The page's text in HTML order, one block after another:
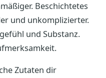
Beschichtetes
und unkomplizierter.
und Substanz.
Zutaten dir